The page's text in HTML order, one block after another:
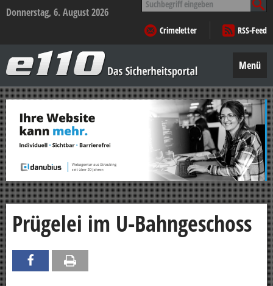
Donnerstag, 6. August 2026
nach:
Crimeletter
RSS-Feed
–
Das
Sicherheitsportal
Menü
Zum
Inhalt
springen
Prügelei im U-Bahngeschoss